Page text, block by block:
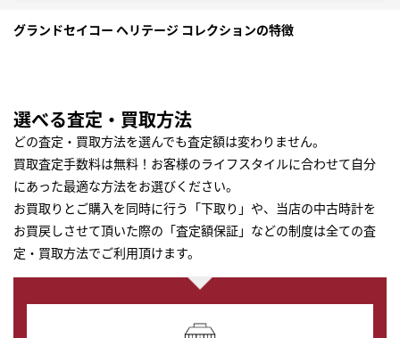
グランドセイコー ヘリテージ コレクションの特徴
選べる査定・買取方法
どの査定・買取方法を選んでも査定額は変わりません。
買取査定手数料は無料！お客様のライフスタイルに合わせて自分
にあった最適な方法をお選びください。
お買取りとご購入を同時に行う「下取り」や、当店の中古時計を
お買戻しさせて頂いた際の「査定額保証」などの制度は全ての査
定・買取方法でご利用頂けます。